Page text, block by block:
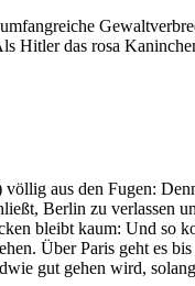
Hitler das rosa
aus den Fugen:
Berlin zu
bleibt kaum: Und so
Über Paris geht
gut gehen wird,